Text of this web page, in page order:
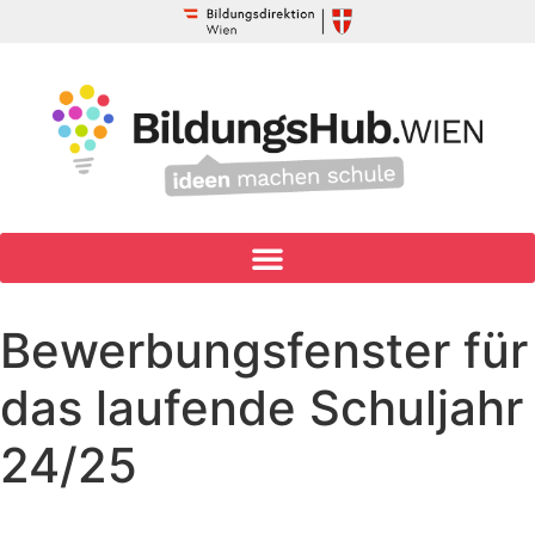
Bewerbungsfenster für
das laufende Schuljahr
24/25